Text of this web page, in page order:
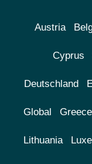
Austria
Cyprus
Deutschland
Global Greece
Lithuania